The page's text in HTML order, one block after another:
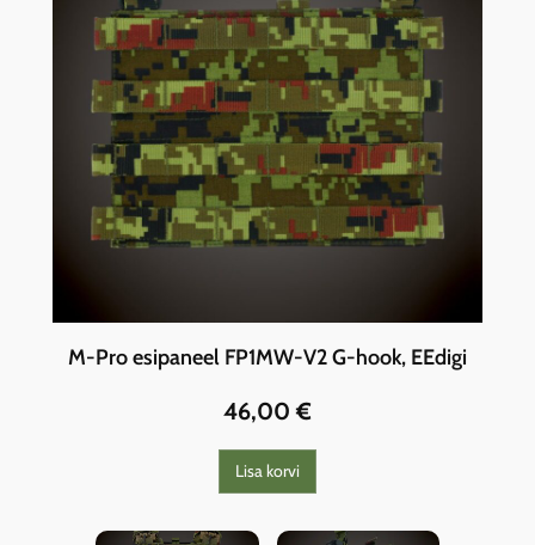
M-Pro esipaneel FP1MW-V2 G-hook, EEdigi
46,00€
Lisa korvi